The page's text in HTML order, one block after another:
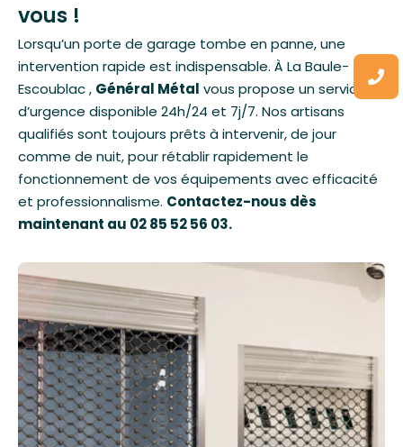
vous !
Lorsqu’un porte de garage tombe en panne, une
intervention rapide est indispensable. À La Baule-
Escoublac, Général Métal vous propose un service
d’urgence disponible 24h/24 et 7j/7. Nos artisans
qualifiés sont toujours prêts à intervenir, de jour
comme de nuit, pour rétablir rapidement le
fonctionnement de vos équipements avec efficacité
et professionnalisme. Contactez-nous dès
maintenant au 02 85 52 56 03.